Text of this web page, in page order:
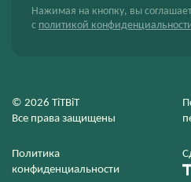
Нажимая на кнопку, вы
с политикой
© 2026 TiTBiT
Все права защищены
Политика
конфиденциальности